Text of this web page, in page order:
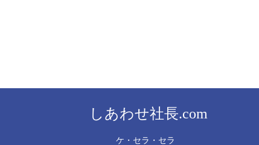
しあわせ社長.com
ケ・セラ・セラ